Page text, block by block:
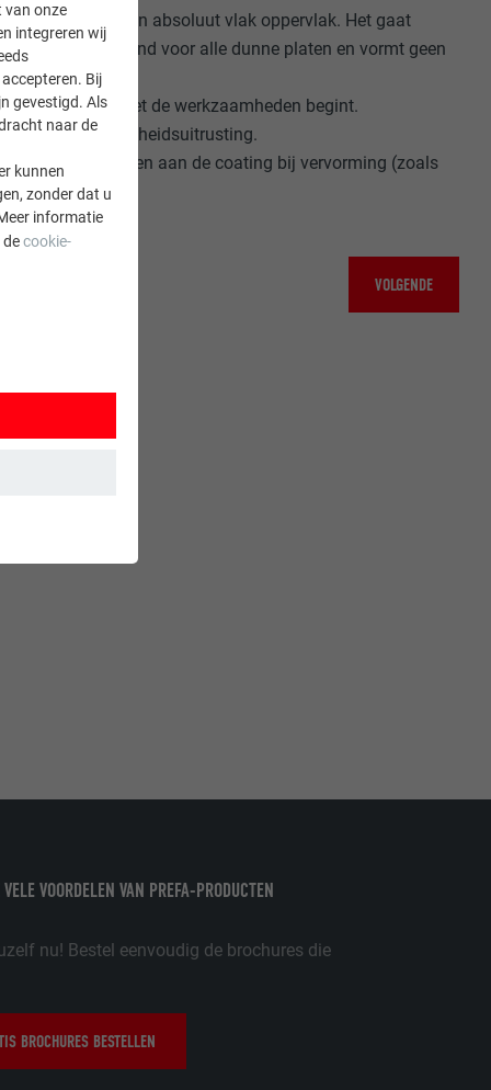
en hebben geen absoluut vlak oppervlak. Het gaat
is kenmerkend voor alle dunne platen en vormt geen
voordat u met de werkzaamheden begint.
veiligheidsuitrusting.
en beschadigingen aan de coating bij vervorming (zoals
VOLGENDE
VOORDELEN VAN PREFA-PRODUCTEN
nu! Bestel eenvoudig de brochures die
BROCHURES BESTELLEN
van onze
integreren wij
Bij
gevestigd. Als
naar de
kunnen
zonder dat u
informatie
decookie-
extension.